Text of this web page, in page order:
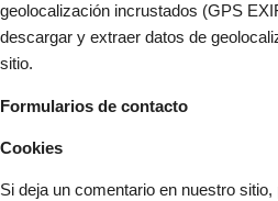
geolocalización incrustados (GPS
descargar y extraer datos de
sitio.
Formularios de contacto
Cookies
Si deja un comentario en nuestro